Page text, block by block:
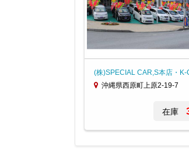
(株)SPECIAL CAR,S本店・K-
沖縄県西原町上原2-19-7
在庫